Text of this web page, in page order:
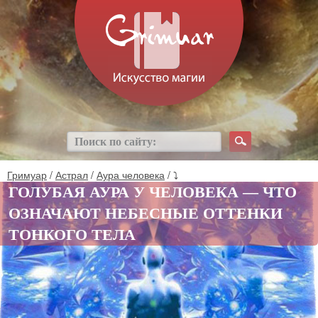
Гримуар / Астрал / Аура человека / ⤵
ГОЛУБАЯ АУРА У ЧЕЛОВЕКА — ЧТО
ОЗНАЧАЮТ НЕБЕСНЫЕ ОТТЕНКИ
ТОНКОГО ТЕЛА